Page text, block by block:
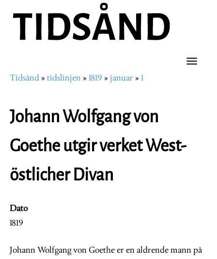
hovedinnhold
Toggle
Navigasjonssti
Tidsånd tidslinjen 1819 januar 1
Johann Wolfgang von
Goethe utgir verket West-
östlicher Divan
Dato
1819
Johann Wolfgang von Goethe er en aldrende mann på